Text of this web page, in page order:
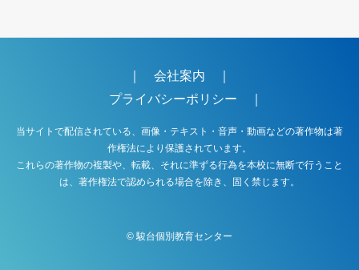
｜ 会社案内
｜
プライバシーポリシー
｜
当サイトで配信されている、画像・テキスト・音声・動画などの著作物は著
作権法により保護されています。
これらの著作物の複製や、転載、それに準ずる行為を本校に無断で行うこと
は、著作権法で認められる場合を除き、固く禁じます。
©駿台個別教育センター